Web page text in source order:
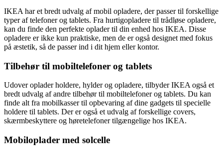
IKEA har et bredt udvalg af mobil opladere, der passer til forskellige
typer af telefoner og tablets. Fra hurtigopladere til trådløse opladere,
kan du finde den perfekte oplader til din enhed hos IKEA. Disse
opladere er ikke kun praktiske, men de er også designet med fokus
på æstetik, så de passer ind i dit hjem eller kontor.
Tilbehør til mobiltelefoner og tablets
Udover oplader holdere, hylder og opladere, tilbyder IKEA også et
bredt udvalg af andre tilbehør til mobiltelefoner og tablets. Du kan
finde alt fra mobilkasser til opbevaring af dine gadgets til specielle
holdere til tablets. Der er også et udvalg af forskellige covers,
skærmbeskyttere og høretelefoner tilgængelige hos IKEA.
Mobiloplader med solcelle